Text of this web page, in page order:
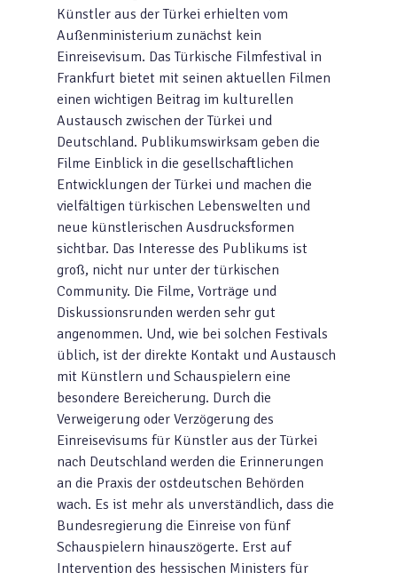
Künstler aus der Türkei erhielten vom
Außenministerium zunächst kein
Einreisevisum. Das Türkische Filmfestival in
Frankfurt bietet mit seinen aktuellen Filmen
einen wichtigen Beitrag im kulturellen
Austausch zwischen der Türkei und
Deutschland. Publikumswirksam geben die
Filme Einblick in die gesellschaftlichen
Entwicklungen der Türkei und machen die
vielfältigen türkischen Lebenswelten und
neue künstlerischen Ausdrucksformen
sichtbar. Das Interesse des Publikums ist
groß, nicht nur unter der türkischen
Community. Die Filme, Vorträge und
Diskussionsrunden werden sehr gut
angenommen. Und, wie bei solchen Festivals
üblich, ist der direkte Kontakt und Austausch
mit Künstlern und Schauspielern eine
besondere Bereicherung. Durch die
Verweigerung oder Verzögerung des
Einreisevisums für Künstler aus der Türkei
nach Deutschland werden die Erinnerungen
an die Praxis der ostdeutschen Behörden
wach. Es ist mehr als unverständlich, dass die
Bundesregierung die Einreise von fünf
Schauspielern hinauszögerte. Erst auf
Intervention des hessischen Ministers für